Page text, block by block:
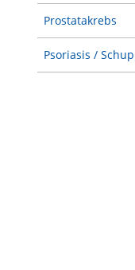
Prostatakrebs
Psoriasis /